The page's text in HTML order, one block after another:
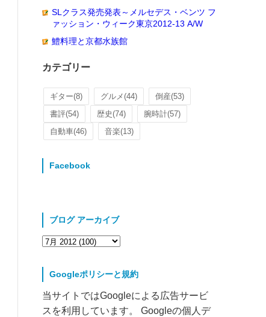
SLクラス発売発表～メルセデス・ベンツ フ
ァッション・ウィーク東京2012-13 A/W
鱧料理と京都水族館
カテゴリー
ギター(8) グルメ(44) 倒産(53)
書評(54) 歴史(74) 腕時計(57)
自動車(46) 音楽(13)
Facebook
ブログ アーカイブ
Googleポリシーと規約
当サイトではGoogleによる広告サービ
スを利用しています。 Googleの個人デ